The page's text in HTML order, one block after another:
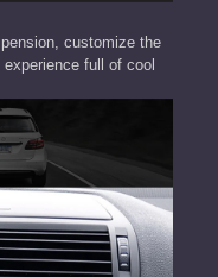
customize the
full of cool